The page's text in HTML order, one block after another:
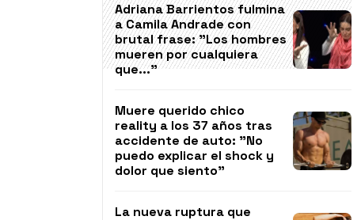
Adriana Barrientos fulmina
a Camila Andrade con
brutal frase: "Los hombres
mueren por cualquiera
que..."
Muere querido chico
reality a los 37 años tras
accidente de auto: "No
puedo explicar el shock y
dolor que siento"
La nueva ruptura que